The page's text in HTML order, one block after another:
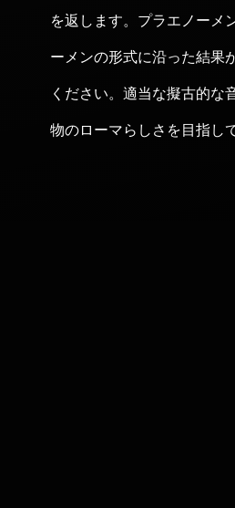
を返します。プラエノーメ
ーメンの形式に沿った結果
ください。適当な擬古的な
物のローマらしさを目指し